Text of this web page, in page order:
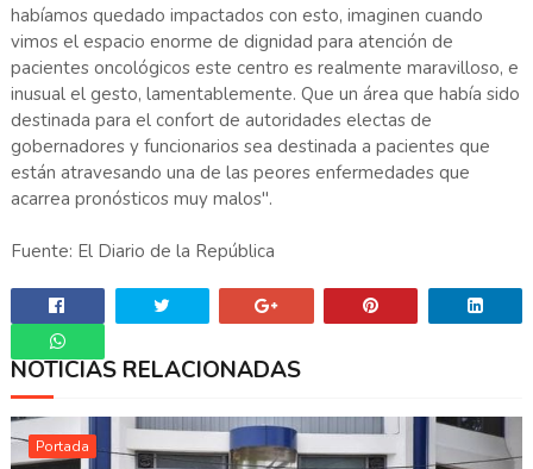
habíamos quedado impactados con esto, imaginen cuando
vimos el espacio enorme de dignidad para atención de
pacientes oncológicos este centro es realmente maravilloso, e
inusual el gesto, lamentablemente. Que un área que había sido
destinada para el confort de autoridades electas de
gobernadores y funcionarios sea destinada a pacientes que
están atravesando una de las peores enfermedades que
acarrea pronósticos muy malos".
Fuente: El Diario de la República
Whatsapp
NOTICIAS RELACIONADAS
Portada